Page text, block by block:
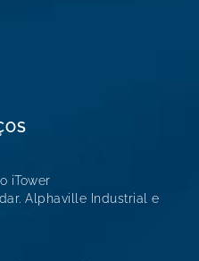
iTower
Alphaville Industrial e